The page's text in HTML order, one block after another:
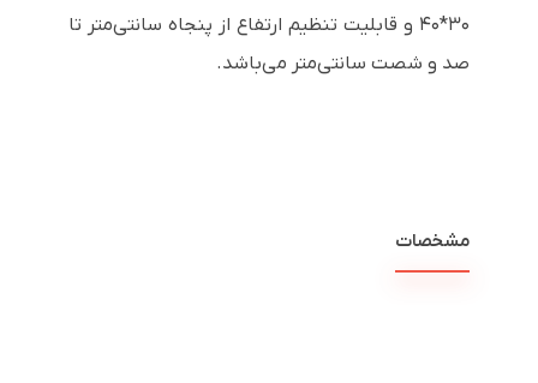
۳۰*۴۰ و قابلیت تنظیم ارتفاع از پنجاه سانتی‌متر تا
صد و شصت سانتی‌متر می‌باشد.
مشخصات